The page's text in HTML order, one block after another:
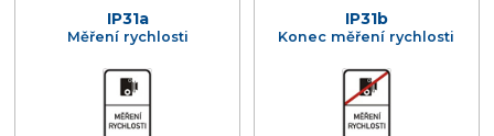
IP31a
Měření rychlosti
IP31b
Konec měření rychlosti